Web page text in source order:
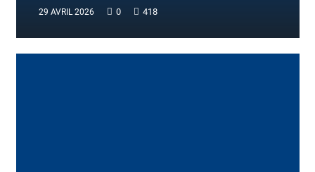
29 AVRIL 2026 0 418